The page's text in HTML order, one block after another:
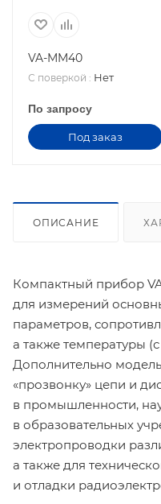
VA-MM40
С поверкой : Нет
По запросу
Под заказ
ОПИСАНИЕ
Компактный прибор
для измерений
параметров,
а также температуры
Дополнительно
«прозвонку» цепи и
в промышленности,
в образовательных
электропроводки
а также для
и отладки